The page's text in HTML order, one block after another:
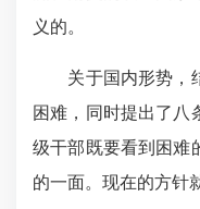
义的。
关于国内形势，结
困难，同时提出了八
级干部既要看到困难
的一面。现在的方针